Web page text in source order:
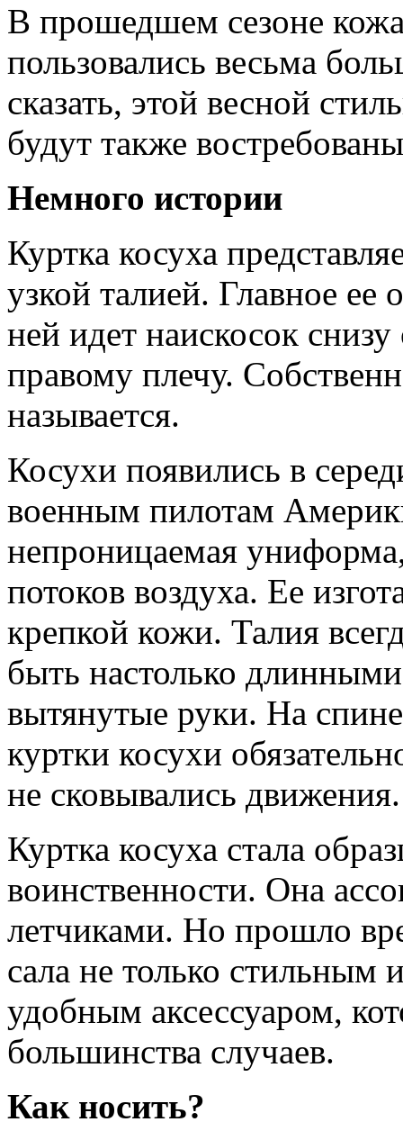
В прошедшем сезоне
пользовались весьма
сказать, этой весной
будут также
Немного истории
Куртка косуха
узкой талией. Главное ее
ней идет наискосок
правому плечу.
называется.
Косухи появились в
военным пилотам
непроницаемая
потоков воздуха. Ее
крепкой кожи. Талия
быть настолько
вытянутые руки. На
куртки косухи
не сковывались движения.
Куртка косуха стала
воинственности. Она
летчиками. Но прошло
сала не только
удобным аксессуаром,
большинства случаев.
Как носить?